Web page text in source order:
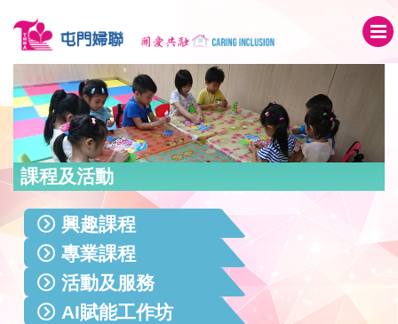
課程及活動
興趣課程
專業課程
活動及服務
AI賦能工作坊